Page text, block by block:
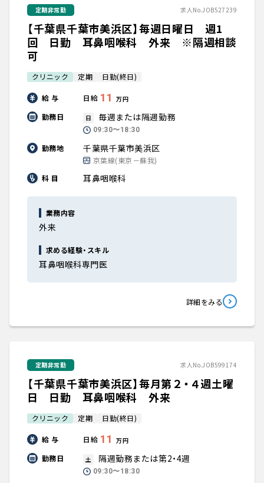
定期非常勤 求人No.JOB527239
【千葉県千葉市美浜区】毎週日曜日 週1
回 日勤 耳鼻咽喉科 外来 ※隔週相談
可
クリニック 定期 日勤(終日)
給 与 日給 11 万円
勤務日 日 毎週または隔週勤務
09:30〜18:30
勤務地 千葉県千葉市美浜区
京葉線(東京－蘇我)
科 目
耳鼻咽喉科
業務内容
外来
求める経験・スキル
耳鼻咽喉科専門医
詳細をみる
定期非常勤 求人No.JOB599174
【千葉県千葉市美浜区】毎月第２・４週土曜
日 日勤 耳鼻咽喉科 外来
クリニック 定期 日勤(終日)
給 与 日給 11 万円
勤務日 土 隔週勤務または第2・4週
09:30〜18:30